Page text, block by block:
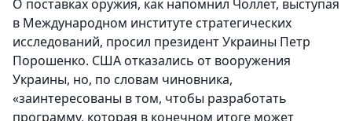
О поставках оружия, как напомнил Чоллет, выступая
в Международном институте стратегических
исследований, просил президент Украины Петр
Порошенко. США отказались от вооружения
Украины, но, по словам чиновника,
«заинтересованы в том, чтобы разработать
программу, которая в конечном итоге может